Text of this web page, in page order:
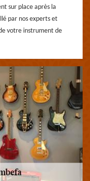
sur place après la
par nos experts et
votre instrument de